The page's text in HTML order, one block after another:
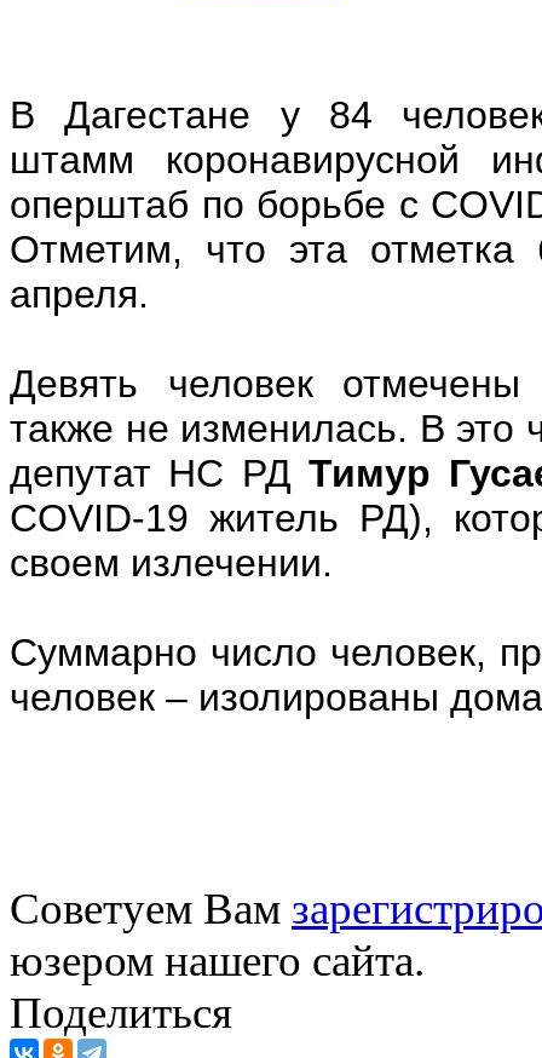
В Дагестане у 84
штамм коронавирусной
оперштаб по борьбе с
Отметим, что эта отметка
апреля.
Девять человек
также не изменилась. В это
депутат НС РДТимур
COVID-19 житель РД),
своем излечении.
Суммарно число человек,
человек – изолированы
Советуем Вам
юзером нашего сайта.
Поделиться